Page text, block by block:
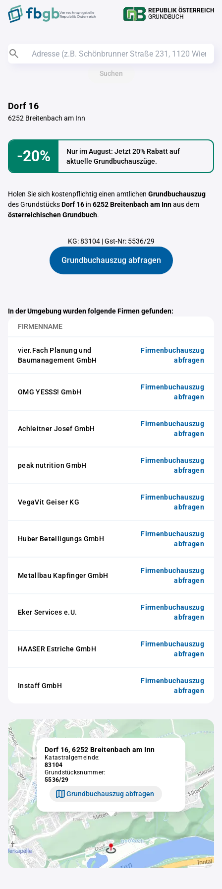
Verrechnungstelle
Republik Österreich
REPUBLIK ÖSTERREICH
GRUNDBUCH
Suchen
Dorf 16
6252 Breitenbach am Inn
-20%
Nur im August: Jetzt 20% Rabatt auf
aktuelle Grundbuchauszüge.
Holen Sie sich kostenpflichtig einen amtlichen Grundbuchauszug
des GrundstücksDorf 16 in 6252 Breitenbach am Innaus dem
österreichischen Grundbuch.
KG: 83104|Gst-Nr: 5536/29
Grundbuchauszug abfragen
In der Umgebung wurden folgende Firmen gefunden:
FIRMENNAME
vier.Fach Planung und
Baumanagement GmbH
Firmenbuchauszug
abfragen
OMG YESSS! GmbH
Firmenbuchauszug
abfragen
Achleitner Josef GmbH
Firmenbuchauszug
abfragen
peak nutrition GmbH
Firmenbuchauszug
abfragen
VegaVit Geiser KG
Firmenbuchauszug
abfragen
Huber Beteiligungs GmbH
Firmenbuchauszug
abfragen
Metallbau Kapfinger GmbH
Firmenbuchauszug
abfragen
Eker Services e.U.
Firmenbuchauszug
abfragen
HAASER Estriche GmbH
Firmenbuchauszug
abfragen
Instaff GmbH
Firmenbuchauszug
abfragen
Dorf 16, 6252 Breitenbach am Inn
Katastralgemeinde:
83104
Grundstücksnummer:
5536/29
Grundbuchauszug abfragen